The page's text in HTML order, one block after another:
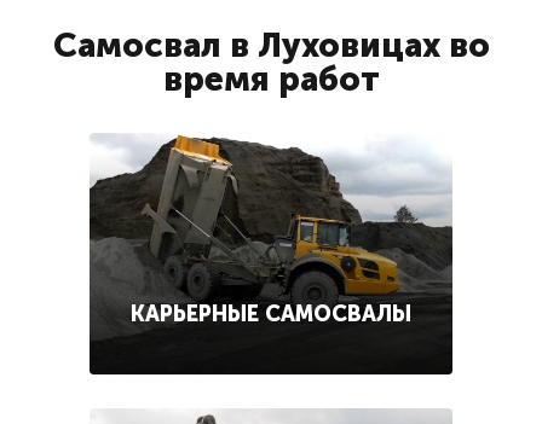
Самосвал в Луховицах во
время работ
КАРЬЕРНЫЕ САМОСВАЛЫ